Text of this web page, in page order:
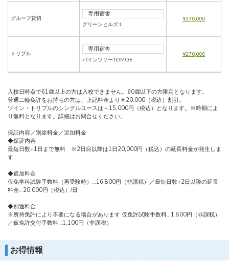
グループ貸切
専用宿舎
グリーンヒルズ１
¥270,000
トリプル
専用宿舎
パインツリーTOMOE
¥270,000
入校日時点で61歳以上の方は入校できません。60歳以下の方限定となります。
普通二輪免許をお持ちの方は、上記料金より￥20,000（税込）割引。
ツイン・トリプルのシングルユースは＋15,000円（税込）となります。※時期によ
り無料となります。詳細はお問合せください。
保証内容／別途料金／追加料金
◆保証内容
最短日数+1日まで無料 ※2日目以降は1日20,000円（税込）の延長料金が発生しま
す
◆追加料金
仮免学科試験手数料（再受験時）…16,800円（非課税）／最短日数+2日以降の延長
料金…20,000円（税込）/日
◆別途料金
※所持免許により不要になる場合があります 仮免許試験手数料…1,800円（非課税）
／仮免許交付手数料…1,100円（非課税）
お得情報